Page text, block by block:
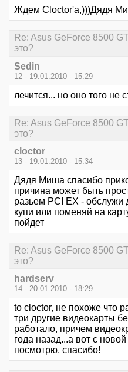
Ждем Cloctor'a,)))Дядя
Re: Asus GeForce 8500
это?
Sedin
12 - 19.01.2010 - 15:29
лечится... но оно того не
Re: Asus GeForce 8500
это?
cloctor
13 - 19.01.2010 - 15:34
Дядя Миша спасибо
причина может быть
разьем PCI EX - обслужи
купи или поменяй на
пойдет
Re: Asus GeForce 8500
это?
hardserv
14 - 20.01.2010 - 18:29
to cloctor, не похоже что
три другие видеокарты
работало, причем
года назад...а вот с
посмотрю, спасибо!